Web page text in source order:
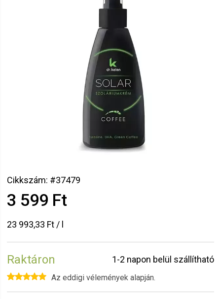
Cikkszám: #37479
3 599 Ft
23 993,33 Ft / l
Raktáron 1-2 napon belül szállítható
Az eddigi vélemények alapján.